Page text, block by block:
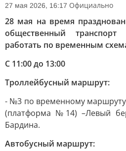
27 мая 2026, 16:17 Официально
28 мая на время
общественный транспорт
работать по временным
С 11:00 до 13:00
Троллейбусный маршрут:
- №3 по временному маршруту
(платформа №14) –Левый
Бардина.
Автобусный маршрут: